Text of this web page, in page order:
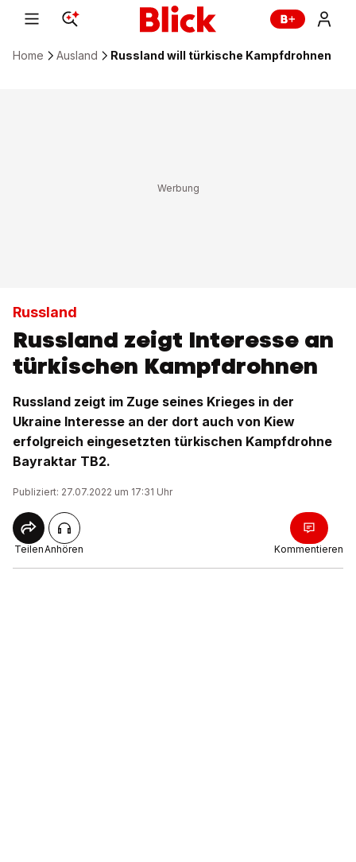
Home Ausland Russland will türkische Kampfdrohnen
Russland
Russland zeigt Interesse an
türkischen Kampfdrohnen
Russland zeigt im Zuge seines Krieges in der
Ukraine Interesse an der dort auch von Kiew
erfolgreich eingesetzten türkischen Kampfdrohne
Bayraktar TB2.
Publiziert: 27.07.2022 um 17:31 Uhr
TeilenAnhören Kommentieren